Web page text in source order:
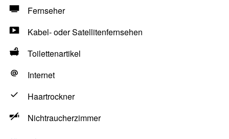
Fernseher
Kabel- oder Satellitenfernsehen
Toilettenartikel
Internet
Haartrockner
Nichtraucherzimmer